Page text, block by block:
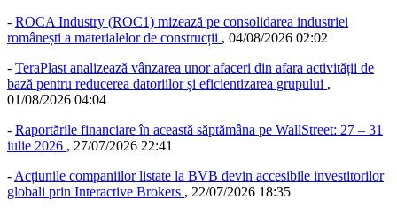
- ROCA Industry (ROC1) mizează pe consolidarea industriei
românești a materialelor de construcții , 04/08/2026 02:02
- TeraPlast analizează vânzarea unor afaceri din afara activității de
bază pentru reducerea datoriilor și eficientizarea grupului ,
01/08/2026 04:04
- Raportările financiare în această săptămâna pe WallStreet: 27 – 31
iulie 2026 , 27/07/2026 22:41
- Acțiunile companiilor listate la BVB devin accesibile investitorilor
globali prin Interactive Brokers , 22/07/2026 18:35